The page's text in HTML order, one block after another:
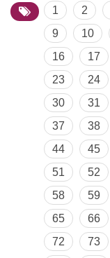
1 2
9
10
16
17
23
24
30
31
37
38
44
45
51
52
58
59
65
66
72
73